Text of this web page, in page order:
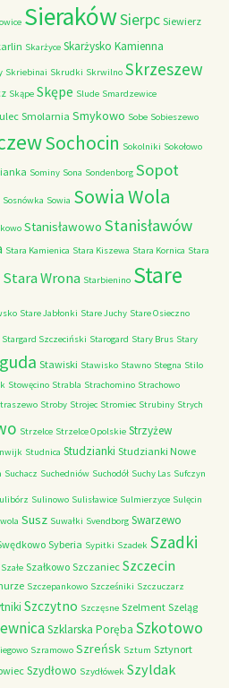
SierakówSierpc Siewierz
Skarżyce Skarżysko Kamienna
Skriebinai Skrudki Skrwilno Skrzeszew
Skąpe Skępe Slude Smardzewice
Smolarnia Smykowo Sobe Sobieszewo
Sochocin Sokolniki Sokołowo
Sominy Sona Sondenborg Sopot
Sosnówka Sowia Sowia Wola
Stanisławowo Stanisławów
Stara Kamienica Stara Kiszewa Stara Kornica Stara
Stara Wrona Starbienino Stare
Stare Jabłonki Stare Juchy Stare Osieczno
Stargard Szczeciński Starogard Stary Brus Stary
Stawiski Stawisko Stawno Stegna Stilo
Stowęcino Strabla Strachomino Strachowo
Stroby Strojec Stromiec Strubiny Strych
Strzelce Strzelce Opolskie Strzyżew
Studnica Studzianki Studzianki Nowe
Suchacz Suchedniów Suchodół Suchy Las Sufczyn
Sulinowo Sulisławice Sulmierzyce Sulęcin
Susz Suwałki Svendborg Swarzewo
Syberia Sypitki Szadek Szadki
Szałe Szałkowo Szczaniec Szczecin
Szczepankowo Szcześniki Szczuczarz
Szczytno Szczęsne Szelment Szeląg
Szklarska Poręba Szkotowo
Szramowo Szreńsk Sztum Sztynort
Szydłowo Szydłówek Szyldak